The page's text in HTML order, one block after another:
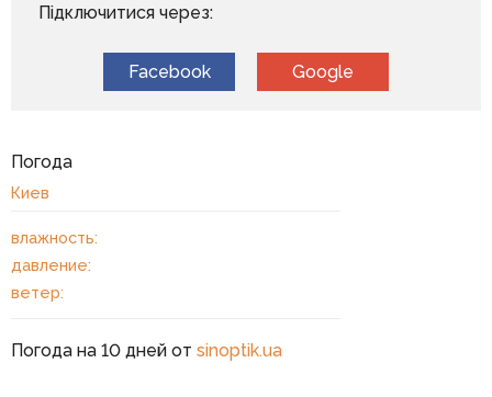
Підключитися через:
Facebook Google
Погода
Киев
влажность:
давление:
ветер:
Погода на 10 дней от sinoptik.ua